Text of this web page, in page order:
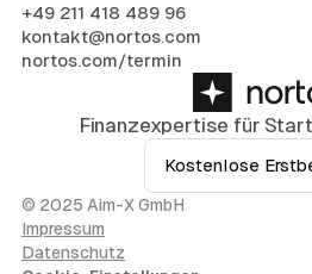
Finanzexpertise für
Kostenlose
+49 211 418 489 96
kontakt@nortos.com
nortos.com/termin
© 2025 Aim-X GmbH
Impressum
Datenschutz